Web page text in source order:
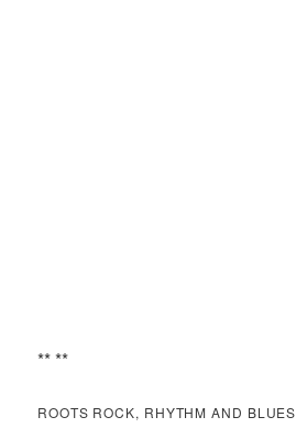
** **
ROOTS ROCK, RHYTHM AND BLUES